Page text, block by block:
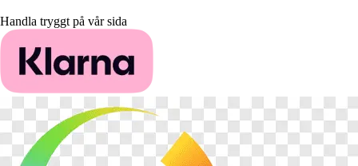
Handla tryggt på vår sida